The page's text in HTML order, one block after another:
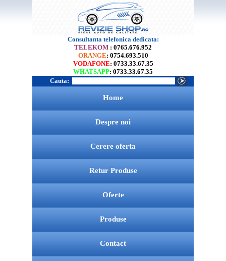
Consultanta telefonica dedicata:
TELEKOM : 0765.676.952
ORANGE: 0754.693.510
VODAFONE: 0733.33.67.35
WHATSAPP: 0733.33.67.35
Cauta:
Home
Despre noi
Cerere oferta
Retur Produse
Oferte
Produse
Contact